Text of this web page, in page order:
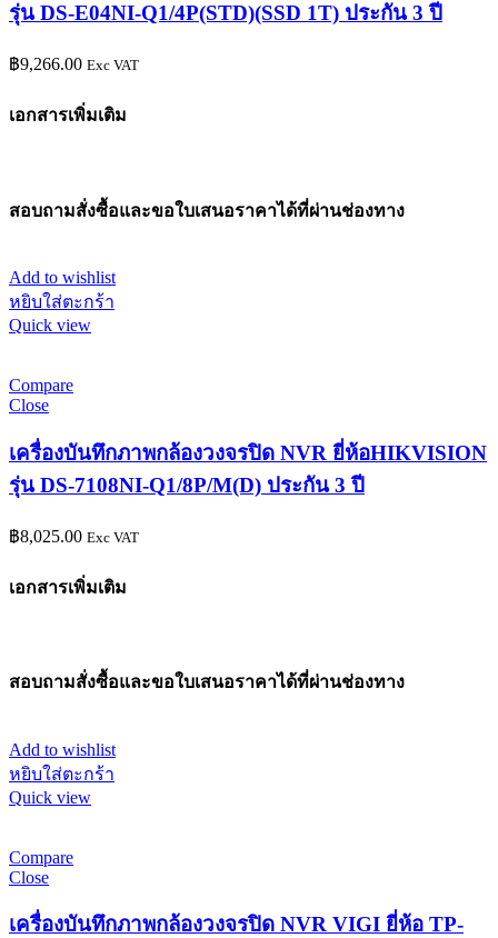
รุ่น DS-E04NI-Q1/4P(STD)(SSD 1T) ประกัน 3 ปี
฿9,266.00 Exc VAT
เอกสารเพิ่มเติม
สอบถามสั่งซื้อและขอใบเสนอราคาได้ที่ผ่านช่องทาง
Add to wishlist
หยิบใส่ตะกร้า
Quick view
Compare
Close
เครื่องบันทึกภาพกล้องวงจรปิด NVR ยี่ห้อHIKVISION
รุ่น DS-7108NI-Q1/8P/M(D) ประกัน 3 ปี
฿8,025.00 Exc VAT
เอกสารเพิ่มเติม
สอบถามสั่งซื้อและขอใบเสนอราคาได้ที่ผ่านช่องทาง
Add to wishlist
หยิบใส่ตะกร้า
Quick view
Compare
Close
เครื่องบันทึกภาพกล้องวงจรปิด NVR VIGI ยี่ห้อ TP-